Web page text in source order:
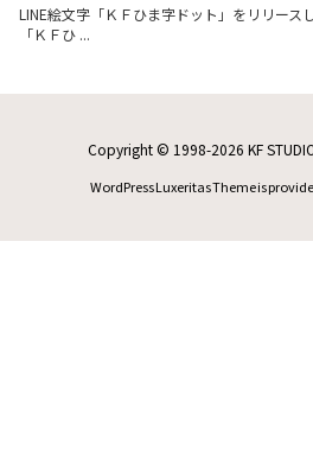
LINE絵文字「ＫＦひま字ドット」をリリース
「ＫＦひ ...
Copyright © 1998-2026 KF
WordPress Luxeritas Theme is